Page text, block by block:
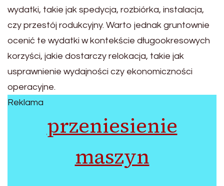
wydatki, takie jak spedycja, rozbiórka, instalacja,
czy przestój rodukcyjny. Warto jednak gruntownie
ocenić te wydatki w kontekście długookresowych
korzyści, jakie dostarczy relokacja, takie jak
usprawnienie wydajności czy ekonomiczności
operacyjne.
Reklama
przeniesienie
maszyn